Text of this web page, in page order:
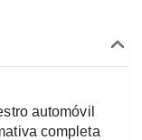
automóvil
completa